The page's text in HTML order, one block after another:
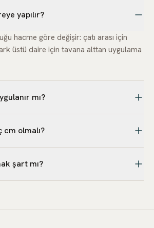
yapılır?
hacme göre değişir: çatı arası için
üstü daire için tavana alttan uygulama
mı?
cm olmalı?
daha kalın katmanlar tercih
şart mı?
da uygulanabilir.